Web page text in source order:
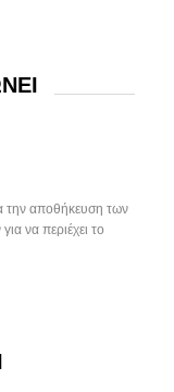
την αποθήκευση των
να περιέχει το